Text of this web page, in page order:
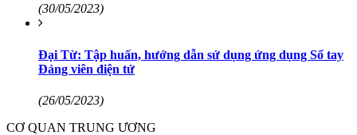
(30/05/2023)
Đại Từ: Tập huấn, hướng dẫn sử dụng ứng dụng Sổ tay
Đảng viên điện tử
(26/05/2023)
CƠ QUAN TRUNG ƯƠNG